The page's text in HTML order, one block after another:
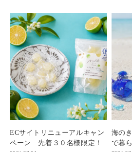
ECサイトリニューアルキャン
ペーン 先着３０名様限定！
海の
で暮